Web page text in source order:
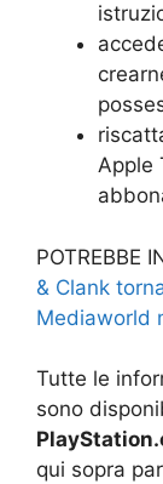
Apple
POTREBBE
& Clank
Mediaworld
Tutte le
sono
qui sopra